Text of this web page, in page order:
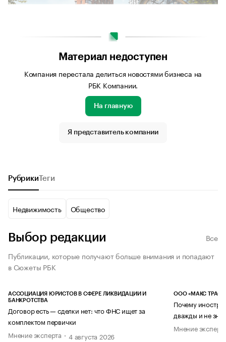
Источник изображения: Пресс-служба ГК ФСК
Материал недоступен
Компания перестала делиться новостями бизнеса на
РБК Компании.
На главную
Я представитель компании
Рубрики Теги
Недвижимость Общество
Выбор редакции
Все
Публикации, которые получают больше внимания и попадают
в Сюжеты РБК
АССОЦИАЦИЯ ЮРИСТОВ В СФЕРЕ ЛИКВИДАЦИИ И
БАНКРОТСТВА
Договор есть — сделки нет: что ФНС ищет за
комплектом первички
Мнение эксперта
4 августа 2026
ООО «МАКС ТРАСТ»
Почему
дважды и не
Мнение